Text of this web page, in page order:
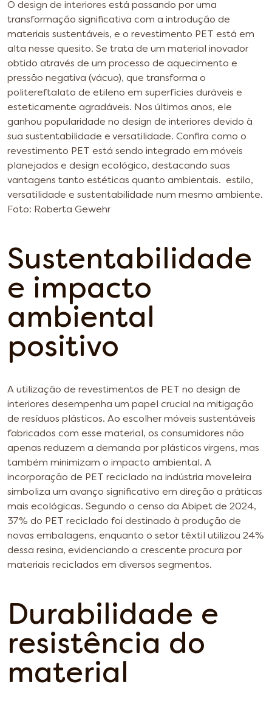
O design de interiores está passando por uma
transformação significativa com a introdução de
materiais sustentáveis, e o revestimento PET está em
alta nesse quesito. Se trata de um material inovador
obtido através de um processo de aquecimento e
pressão negativa (vácuo), que transforma o
politereftalato de etileno em superfícies duráveis e
esteticamente agradáveis. Nos últimos anos, ele
ganhou popularidade no design de interiores devido à
sua sustentabilidade e versatilidade. Confira como o
revestimento PET está sendo integrado em móveis
planejados e design ecológico, destacando suas
vantagens tanto estéticas quanto ambientais. estilo,
versatilidade e sustentabilidade num mesmo ambiente.
Foto: Roberta Gewehr
Sustentabilidade
e impacto
ambiental
positivo
A utilização de revestimentos de PET no design de
interiores desempenha um papel crucial na mitigação
de resíduos plásticos. Ao escolher móveis sustentáveis
fabricados com esse material, os consumidores não
apenas reduzem a demanda por plásticos virgens, mas
também minimizam o impacto ambiental. A
incorporação de PET reciclado na indústria moveleira
simboliza um avanço significativo em direção a práticas
mais ecológicas. Segundo o censo da Abipet de 2024,
37% do PET reciclado foi destinado à produção de
novas embalagens, enquanto o setor têxtil utilizou 24%
dessa resina, evidenciando a crescente procura por
materiais reciclados em diversos segmentos.
Durabilidade e
resistência do
material